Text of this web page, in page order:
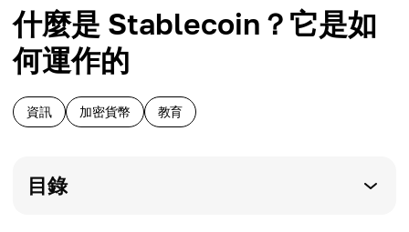
什麼是 Stablecoin？它是如
何運作的
資訊 加密貨幣 教育
目錄